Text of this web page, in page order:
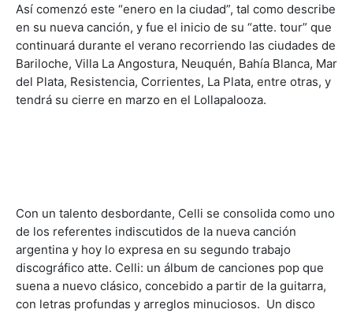
Así comenzó este “enero en la ciudad”, tal como describe
en su nueva canción, y fue el inicio de su “atte. tour” que
continuará durante el verano recorriendo las ciudades de
Bariloche, Villa La Angostura, Neuquén, Bahía Blanca, Mar
del Plata, Resistencia, Corrientes, La Plata, entre otras, y
tendrá su cierre en marzo en el Lollapalooza.
Con un talento desbordante, Celli se consolida como uno
de los referentes indiscutidos de la nueva canción
argentina y hoy lo expresa en su segundo trabajo
discográfico atte. Celli: un álbum de canciones pop que
suena a nuevo clásico, concebido a partir de la guitarra,
con letras profundas y arreglos minuciosos. Un disco